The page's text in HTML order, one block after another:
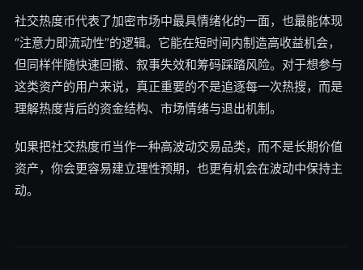
社交热度币代表了加密市场中最具情绪化的一面，也最能体现
“注意力即流动性”的逻辑。它能在短时间内制造高收益机会，
但同样伴随快速回撤、叙事失效和筹码踩踏风险。对于想参与
这类资产的用户来说，真正重要的不是追逐每一次热搜，而是
理解热度背后的资金结构、市场情绪与退出机制。
如果把社交热度币当作一种高波动交易品类，而不是长期价值
资产，你会更容易建立理性预期，也更有机会在波动中保持主
动。